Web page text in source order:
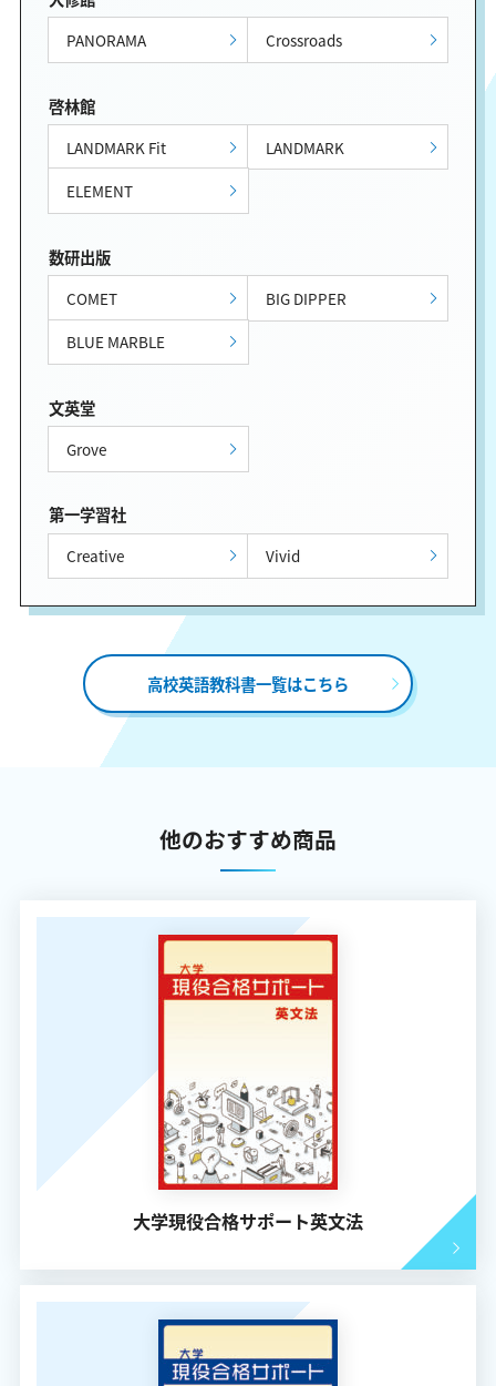
PANORAMA Crossroads
啓林館
LANDMARK Fit
LANDMARK
ELEMENT
数研出版
COMET
BIG DIPPER
BLUE MARBLE
文英堂
Grove
第一学習社
Creative Vivid
高校英語教科書一覧はこちら
他のおすすめ商品
大学現役合格サポート英文法